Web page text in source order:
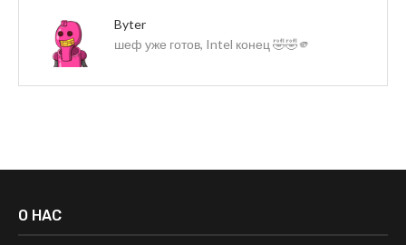
Byter
шеф уже готов, Intel конец 🤣🤣🫵
О НАС